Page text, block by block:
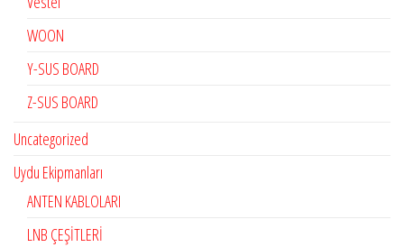
WOON
Y-SUS BOARD
Z-SUS BOARD
Uncategorized
Uydu Ekipmanları
ANTEN KABLOLARI
LNB ÇEŞİTLERİ